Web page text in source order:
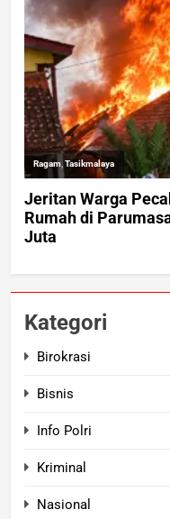
Kategori
Birokrasi
Bisnis
Info Polri
Kriminal
Nasional